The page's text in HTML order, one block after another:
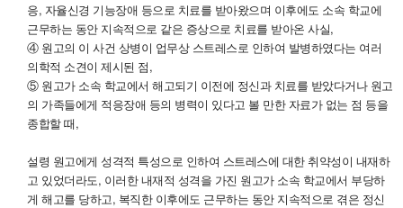
응, 자율신경 기능장애 등으로 치료를 받아왔으며 이후에도 소속 학교에
근무하는 동안 지속적으로 같은 증상으로 치료를 받아온 사실,
④ 원고의 이 사건 상병이 업무상 스트레스로 인하여 발병하였다는 여러
의학적 소견이 제시된 점,
⑤ 원고가 소속 학교에서 해고되기 이전에 정신과 치료를 받았다거나 원고
의 가족들에게 적응장애 등의 병력이 있다고 볼 만한 자료가 없는 점 등을
종합할 때,
설령 원고에게 성격적 특성으로 인하여 스트레스에 대한 취약성이 내재하
고 있었더라도, 이러한 내재적 성격을 가진 원고가 소속 학교에서 부당하
게 해고를 당하고, 복직한 이후에도 근무하는 동안 지속적으로 겪은 정신